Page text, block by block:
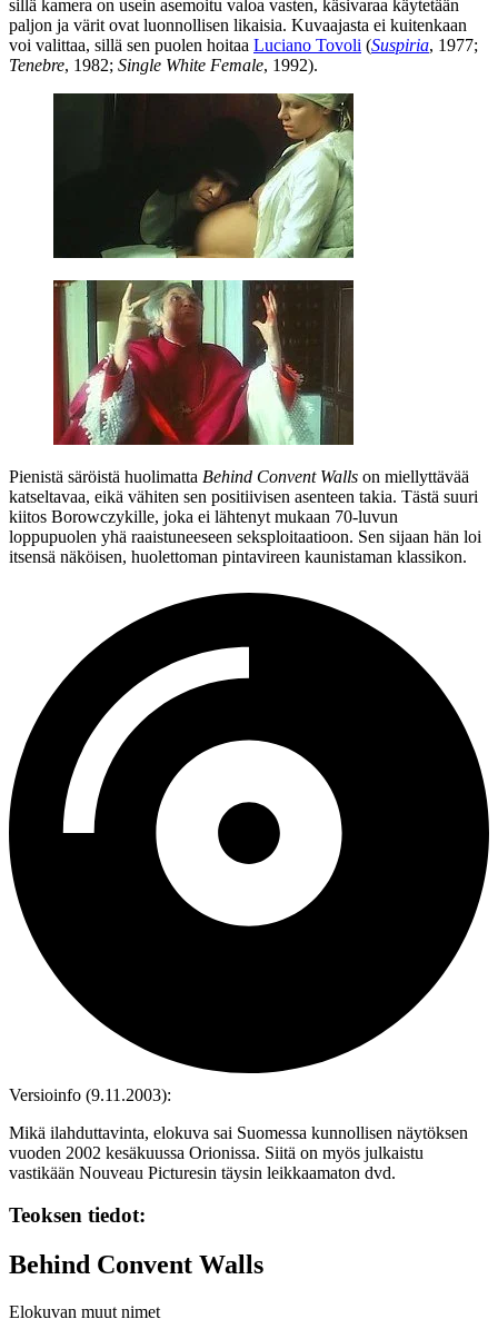
sillä kamera on usein asemoitu valoa vasten, käsivaraa käytetään
paljon ja värit ovat luonnollisen likaisia. Kuvaajasta ei kuitenkaan
voi valittaa, sillä sen puolen hoitaa Luciano Tovoli (Suspiria, 1977;
Tenebre, 1982; Single White Female, 1992).
Pienistä säröistä huolimatta Behind Convent Walls on miellyttävää
katseltavaa, eikä vähiten sen positiivisen asenteen takia. Tästä suuri
kiitos Borowczykille, joka ei lähtenyt mukaan 70‑luvun
loppupuolen yhä raaistuneeseen seksploitaatioon. Sen sijaan hän loi
itsensä näköisen, huolettoman pintavireen kaunistaman klassikon.
Versioinfo (9.11.2003):
Mikä ilahduttavinta, elokuva sai Suomessa kunnollisen näytöksen
vuoden 2002 kesäkuussa Orionissa. Siitä on myös julkaistu
vastikään Nouveau Picturesin täysin leikkaamaton dvd.
Teoksen tiedot:
Behind Convent Walls
Elokuvan muut nimet